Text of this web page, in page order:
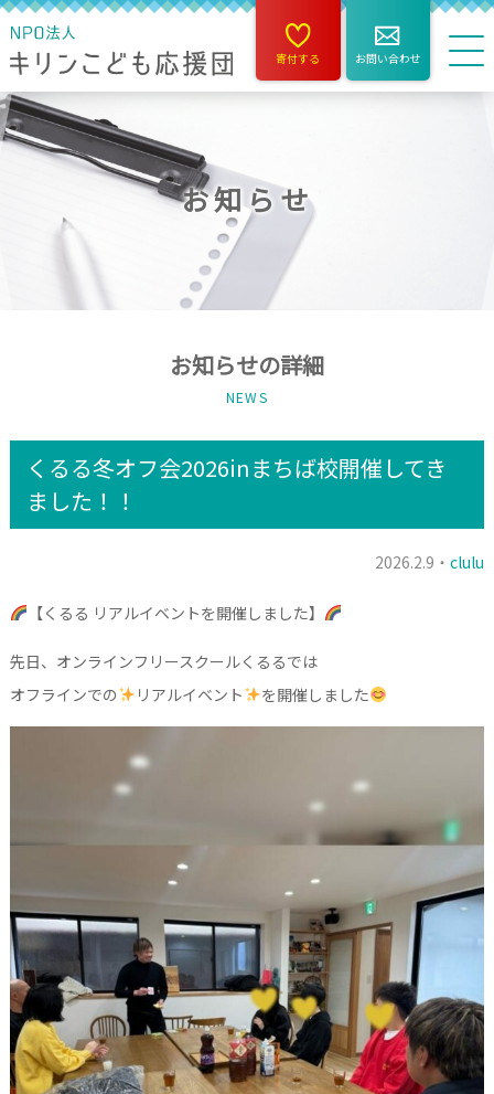
寄付する お問い合わせ
お知らせ
お知らせの詳細
NEWS
くるる冬オフ会2026inまちば校開催してき
ました！！
2026.2.9・clulu
【くるる リアルイベントを開催しました】
先日、オンラインフリースクールくるるでは
オフラインでの
リアルイベント を開催しました